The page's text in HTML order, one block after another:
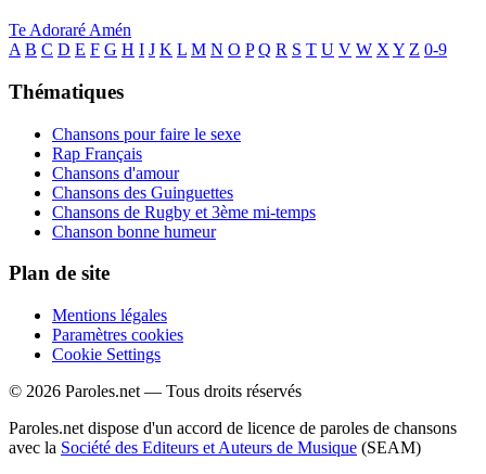
Te Adoraré Amén
A B C D E F G H I J K L M N O P Q R S T U V W X Y Z 0-9
Thématiques
Chansons pour faire le sexe
Rap Français
Chansons d'amour
Chansons des Guinguettes
Chansons de Rugby et 3ème mi-temps
Chanson bonne humeur
Plan de site
Mentions légales
Paramètres cookies
Cookie Settings
© 2026 Paroles.net — Tous droits réservés
Paroles.net dispose d'un accord de licence de paroles de chansons
avec la Société des Editeurs et Auteurs de Musique (SEAM)